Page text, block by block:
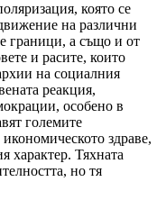
която се
на различни
граници, а също и от
и расите, които
на социалния
реакция,
особено в
големите
здраве,
характер. Тяхната
но тя